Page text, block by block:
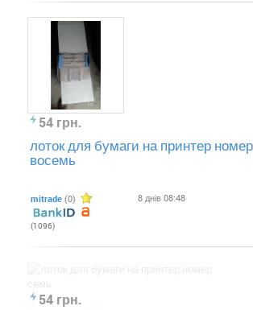
54 грн.
лоток для бумаги на принтер номер
восемь
mitrade (0)
(1096)
8 днів 08:48
54 грн.